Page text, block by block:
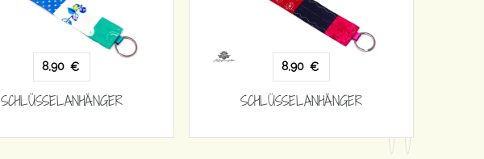
8,90 €
SCHLÜSSELANHÄNGER
8,90 €
SCHLÜSSELANHÄNGER